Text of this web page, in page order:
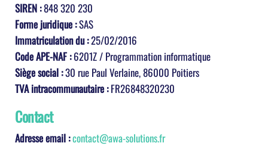
SIREN :848 320 230
Forme juridique :SAS
Immatriculation du :25/02/2016
Code APE-NAF :6201Z / Programmation informatique
Siège social :30 rue Paul Verlaine, 86000 Poitiers
TVA intracommunautaire :FR26848320230
Contact
Adresse email :contact@awa-solutions.fr